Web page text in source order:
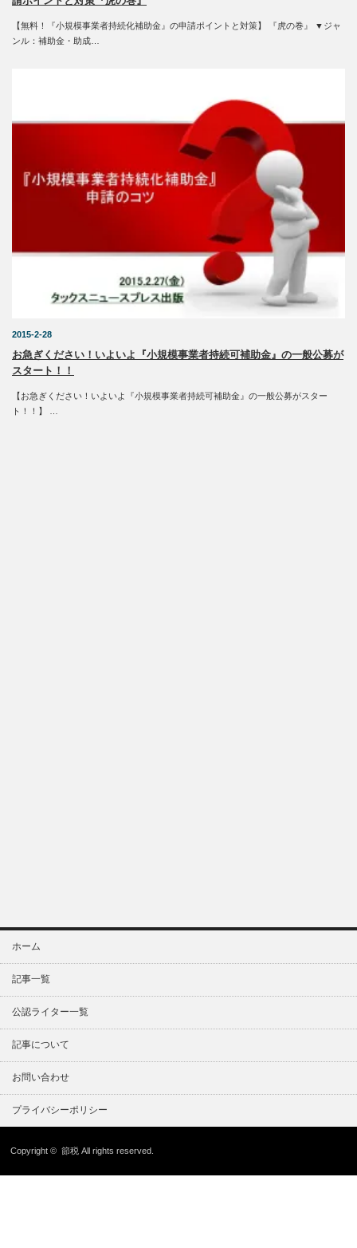
【無料！『小規模事業者持続化補助金』の申請ポイントと対策】 『虎の巻』 ▼ジャ
ンル：補助金・助成…
2015-2-28
お急ぎください！いよいよ『小規模事業者持続可補助金』の一般公募が
スタート！！
【お急ぎください！いよいよ『小規模事業者持続可補助金』の一般公募がスター
ト！！】 …
ホーム
記事一覧
公認ライター一覧
記事について
お問い合わせ
プライバシーポリシー
Copyright ©節税 All rights reserved.